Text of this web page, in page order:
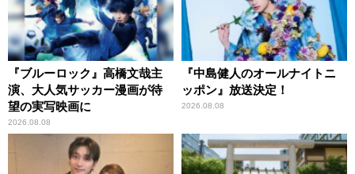
『ブルーロック』高橋文哉主
演、大人気サッカー漫画が待
望の実写映画に
2026.08.08
『中島健人のオールナイトニ
ッポン』放送決定！
2026.08.08